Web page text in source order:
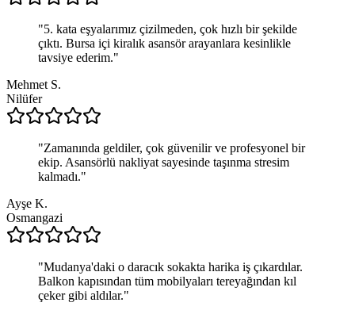
"5. kata eşyalarımız çizilmeden, çok hızlı bir şekilde
çıktı. Bursa içi kiralık asansör arayanlara kesinlikle
tavsiye ederim."
Mehmet S.
Nilüfer
"Zamanında geldiler, çok güvenilir ve profesyonel bir
ekip. Asansörlü nakliyat sayesinde taşınma stresim
kalmadı."
Ayşe K.
Osmangazi
"Mudanya'daki o daracık sokakta harika iş çıkardılar.
Balkon kapısından tüm mobilyaları tereyağından kıl
çeker gibi aldılar."